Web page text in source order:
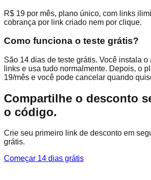
R$ 19 por mês, plano único, com links
cobrança por link criado nem por clique.
Como funciona o teste grátis?
São 14 dias de teste grátis. Você instala o
links e usa tudo normalmente. Depois, o
19/mês e você pode cancelar quando
Compartilhe o desconto
o código.
Crie seu primeiro link de desconto em
grátis.
Começar 14 dias grátis